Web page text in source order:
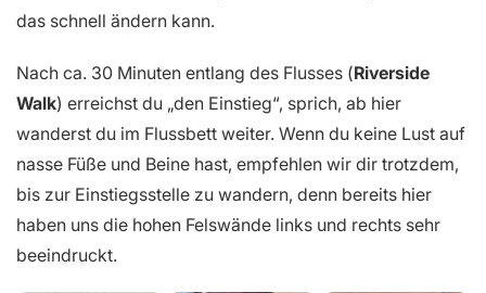
das schnell ändern kann.
Nach ca. 30 Minuten entlang des Flusses (Riverside
Walk) erreichst du „den Einstieg“, sprich, ab hier
wanderst du im Flussbett weiter. Wenn du keine Lust auf
nasse Füße und Beine hast, empfehlen wir dir trotzdem,
bis zur Einstiegsstelle zu wandern, denn bereits hier
haben uns die hohen Felswände links und rechts sehr
beeindruckt.